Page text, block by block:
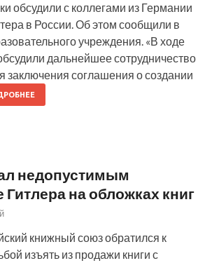
обсудили с коллегами из Германии
в России. Об этом сообщили в
учреждения. «В ходе
дальнейшее сотрудничество
заключения соглашения о создании
недопустимым
на обложках книг
книжный союз обратился к
изъять из продажи книги с